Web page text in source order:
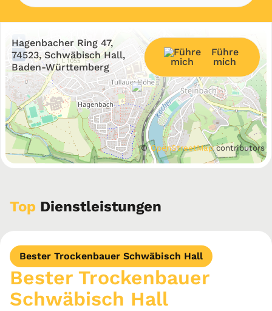
+
−
©OpenStreetMapcontributors
Hagenbacher Ring 47,
74523, Schwäbisch Hall,
Baden-Württemberg
Führe
mich
Top Dienstleistungen
Bester Trockenbauer Schwäbisch Hall
Bester Trockenbauer
Schwäbisch Hall